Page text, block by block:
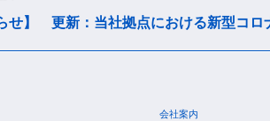
せ】 更新：当社拠点における新型コロ
会社案内